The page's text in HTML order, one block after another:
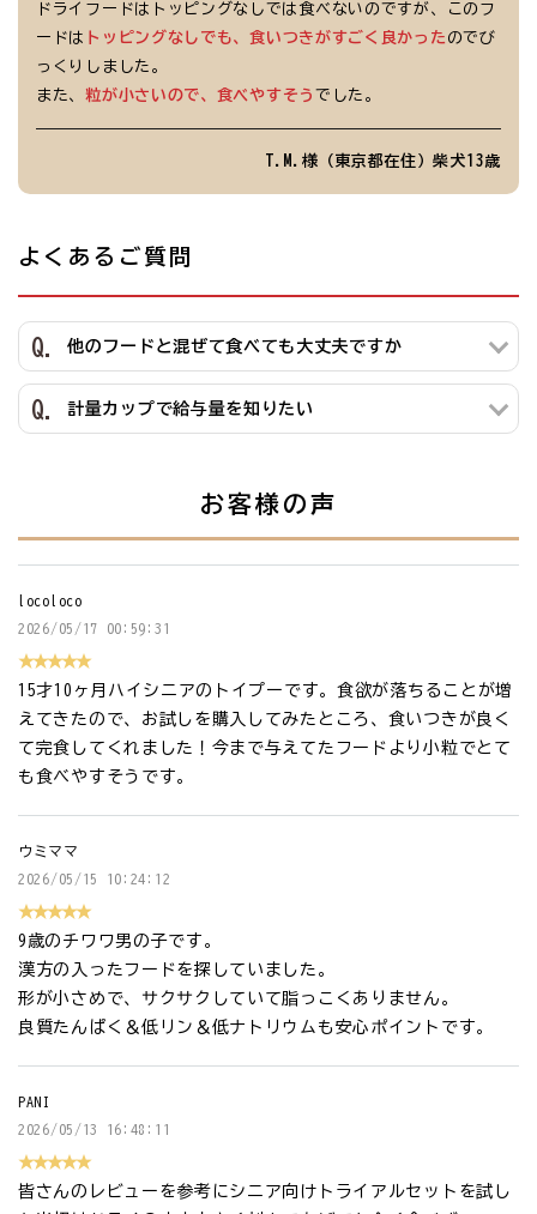
ドライフードはトッピングなしでは食べないのですが、このフ
ードは トッピングなしでも、食いつきがすごく良かった のでび
っくりしました。
また、粒が小さいので、食べやすそう でした。
T.M.様（東京都在住）柴犬13歳
よくあるご質問
他のフードと混ぜて食べても大丈夫ですか
計量カップで給与量を知りたい
お客様の声
locoloco
2026/05/17 00:59:31
★★★★★
15才10ヶ月ハイシニアのトイプーです。食欲が落ちることが増
えてきたので、お試しを購入してみたところ、食いつきが良く
て完食してくれました！今まで与えてたフードより小粒でとて
も食べやすそうです。
ウミママ
2026/05/15 10:24:12
★★★★★
9歳のチワワ男の子です。
漢方の入ったフードを探していました。
形が小さめで、サクサクしていて脂っこくありません。
良質たんぱく＆低リン＆低ナトリウムも安心ポイントです。
PANI
2026/05/13 16:48:11
★★★★★
皆さんのレビューを参考にシニア向けトライアルセットを試し